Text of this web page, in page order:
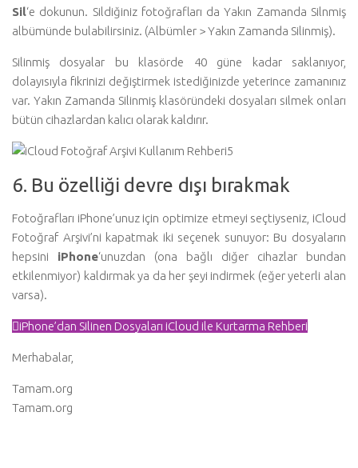
Sil‘e dokunun. Sildiğiniz fotoğrafları da Yakın Zamanda Silnmiş
albümünde bulabilirsiniz. (Albümler > Yakın Zamanda Silinmiş).
Silinmiş dosyalar bu klasörde 40 güne kadar saklanıyor,
dolayısıyla fikrinizi değiştirmek istediğinizde yeterince zamanınız
var. Yakın Zamanda Silinmiş klasöründeki dosyaları silmek onları
bütün cihazlardan kalıcı olarak kaldırır.
6. Bu özelliği devre dışı bırakmak
Fotoğrafları iPhone’unuz için optimize etmeyi seçtiyseniz, iCloud
Fotoğraf Arşivi’ni kapatmak iki seçenek sunuyor: Bu dosyaların
hepsini iPhone‘unuzdan (ona bağlı diğer cihazlar bundan
etkilenmiyor) kaldırmak ya da her şeyi indirmek (eğer yeterli alan
varsa).
iPhone’dan Silinen Dosyaları iCloud ile Kurtarma Rehberi
Merhabalar,
Tamam.org
Tamam.org